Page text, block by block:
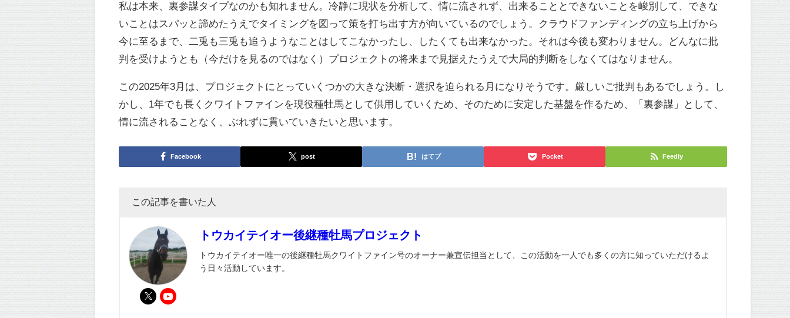
私は本来、裏参謀タイプなのかも知れません。冷静に現状を分析して、情に流されず、出来ることとできないことを峻別して、できな
いことはスパッと諦めたうえでタイミングを図って策を打ち出す方が向いているのでしょう。クラウドファンディングの立ち上げから
今に至るまで、二兎も三兎も追うようなことはしてこなかったし、したくても出来なかった。それは今後も変わりません。どんなに批
判を受けようとも（今だけを見るのではなく）プロジェクトの将来まで見据えたうえで大局的判断をしなくてはなりません。
この2025年3月は、プロジェクトにとっていくつかの大きな決断・選択を迫られる月になりそうです。厳しいご批判もあるでしょう。し
かし、1年でも長くクワイトファインを現役種牡馬として供用していくため、そのために安定した基盤を作るため、「裏参謀」として、
情に流されることなく、ぶれずに貫いていきたいと思います。
Facebook post はてブ Pocket Feedly
この記事を書いた人
トウカイテイオー後継種牡馬プロジェクト
トウカイテイオー唯一の後継種牡馬クワイトファイン号のオーナー兼宣伝担当として、この活動を一人でも多くの方に知っていただけるよ
う日々活動しています。